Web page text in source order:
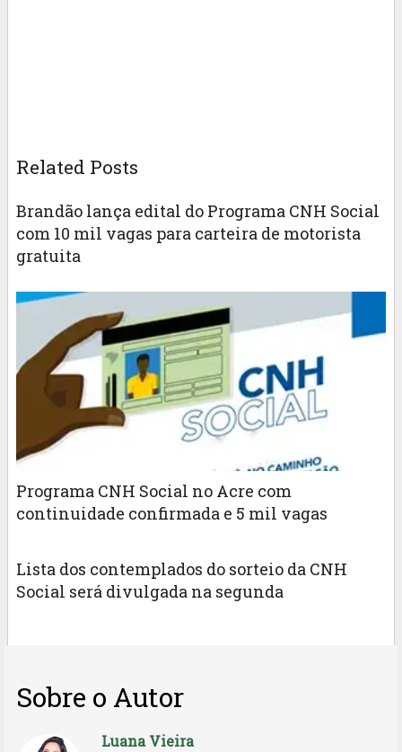
Related Posts
Brandão lança edital do Programa CNH Social
com 10 mil vagas para carteira de motorista
gratuita
Programa CNH Social no Acre com
continuidade confirmada e 5 mil vagas
Lista dos contemplados do sorteio da CNH
Social será divulgada na segunda
Sobre o Autor
Luana Vieira